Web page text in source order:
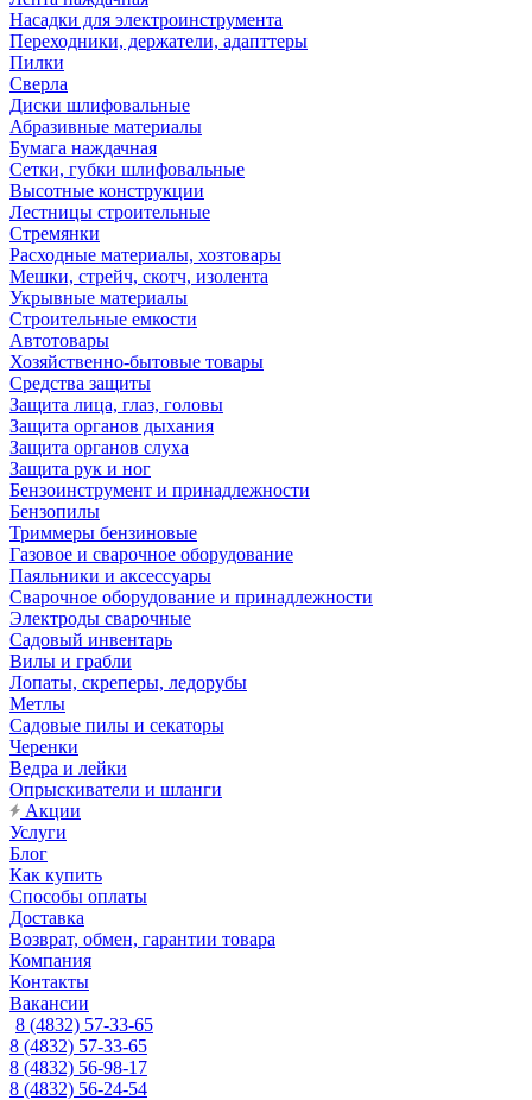
Насадки для электроинструмента
Переходники, держатели, адапттеры
Пилки
Сверла
Диски шлифовальные
Абразивные материалы
Бумага наждачная
Сетки, губки шлифовальные
Высотные конструкции
Лестницы строительные
Стремянки
Расходные материалы, хозтовары
Мешки, стрейч, скотч, изолента
Укрывные материалы
Строительные емкости
Автотовары
Хозяйственно-бытовые товары
Средства защиты
Защита лица, глаз, головы
Защита органов дыхания
Защита органов слуха
Защита рук и ног
Бензоинструмент и принадлежности
Бензопилы
Триммеры бензиновые
Газовое и сварочное оборудование
Паяльники и аксессуары
Сварочное оборудование и принадлежности
Электроды сварочные
Садовый инвентарь
Вилы и грабли
Лопаты, скреперы, ледорубы
Метлы
Садовые пилы и секаторы
Черенки
Ведра и лейки
Опрыскиватели и шланги
Акции
Услуги
Блог
Как купить
Способы оплаты
Доставка
Возврат, обмен, гарантии товара
Компания
Контакты
Вакансии
8 (4832) 57-33-65
8 (4832) 57-33-65
8 (4832) 56-98-17
8 (4832) 56-24-54